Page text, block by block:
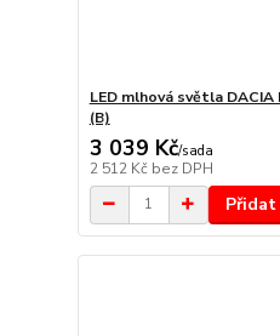
LED mlhová světla
(B)
3 039 Kč/sada
2 512 Kč bez DPH